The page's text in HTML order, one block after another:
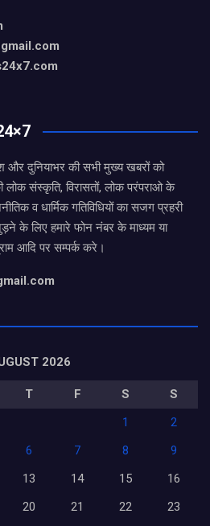
और दुनियाभर की सभी मुख्य खबरों को
लोक संस्कृति, विरासतों, लोक परंपराओ के
व धार्मिक गतिविधियों का सजग प्रहरी
के लिए हमारे फोन नंबर के माध्यम या
आदि पर सम्पर्क करे।
2026
T F S
S
1
2
6 7 8
9
13 14 15
16
20 21 22 23